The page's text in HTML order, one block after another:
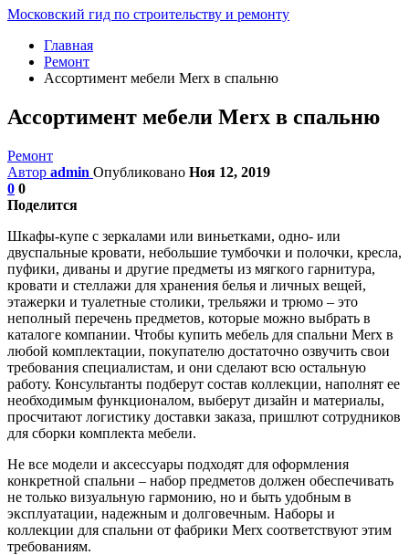
Московский гид по строительству и ремонту
Главная
Ремонт
Ассортимент мебели Merx в спальню
Ассортимент мебели Merx в спальню
Ремонт
Автор admin Опубликовано Ноя 12, 2019
0 0
Поделится
Шкафы-купе с зеркалами или виньетками, одно- или
двуспальные кровати, небольшие тумбочки и полочки, кресла,
пуфики, диваны и другие предметы из мягкого гарнитура,
кровати и стеллажи для хранения белья и личных вещей,
этажерки и туалетные столики, трельяжи и трюмо – это
неполный перечень предметов, которые можно выбрать в
каталоге компании. Чтобы купить мебель для спальни Merx в
любой комплектации, покупателю достаточно озвучить свои
требования специалистам, и они сделают всю остальную
работу. Консультанты подберут состав коллекции, наполнят ее
необходимым функционалом, выберут дизайн и материалы,
просчитают логистику доставки заказа, пришлют сотрудников
для сборки комплекта мебели.
Не все модели и аксессуары подходят для оформления
конкретной спальни – набор предметов должен обеспечивать
не только визуальную гармонию, но и быть удобным в
эксплуатации, надежным и долговечным. Наборы и
коллекции для спальни от фабрики Merx соответствуют этим
требованиям.